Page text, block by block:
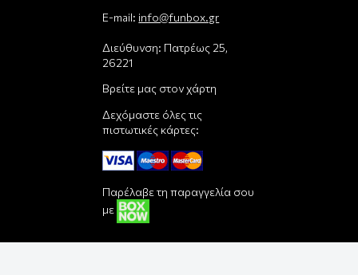
E-mail: info@funbox.gr
Διεύθυνση: Πατρέως 25,
26221
Βρείτε μας στον χάρτη
Δεχόμαστε όλες τις
πιστωτικές κάρτες:
Παρέλαβε τη παραγγελία σου
με